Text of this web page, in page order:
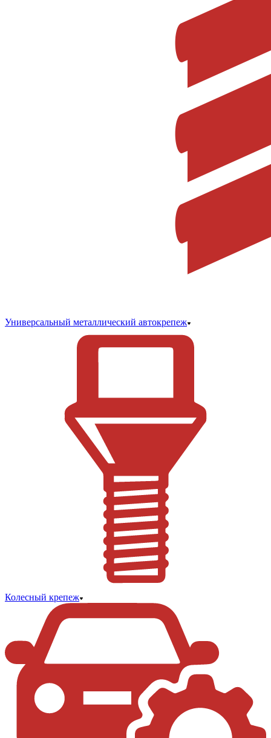
Универсальный металлический автокрепеж
Колесный крепеж